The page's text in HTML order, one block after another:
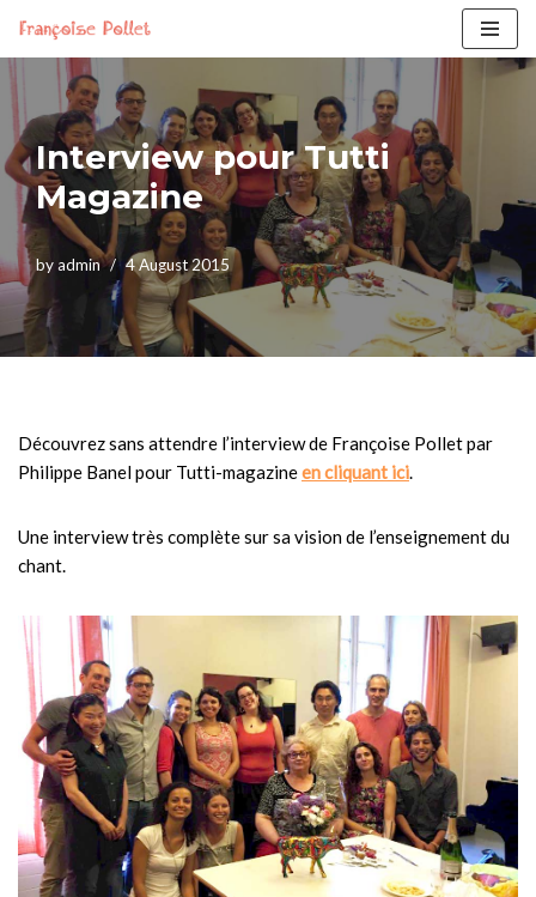
Skip
content
Interview pour Tutti
Magazine
byadmin 4 August 2015
Découvrez sans attendre l’interview de Françoise Pollet par
Philippe Banel pour Tutti-magazineen cliquant ici.
Une interview très complète sur sa vision de l’enseignement du
chant.